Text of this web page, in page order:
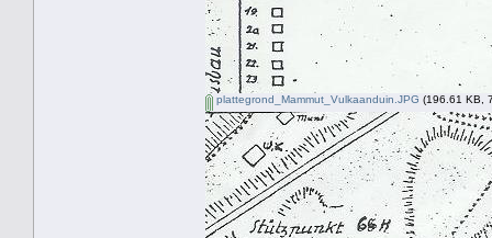
plattegrond_Mammut_Vulkaanduin.JPG (196.61 KB,